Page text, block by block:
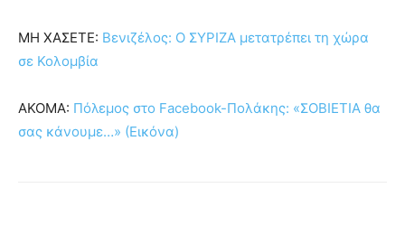
ΜΗ ΧΑΣΕΤΕ: Βενιζέλος: Ο ΣΥΡΙΖΑ μετατρέπει τη χώρα
σε Κολομβία
ΑΚΟΜΑ: Πόλεμος στο Facebook-Πολάκης: «ΣΟΒΙΕΤΙΑ θα
σας κάνουμε…» (Εικόνα)